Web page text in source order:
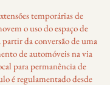
temporárias de
o uso do espaço de
da conversão de uma
de automóveis na via
para permanência de
é regulamentado desde